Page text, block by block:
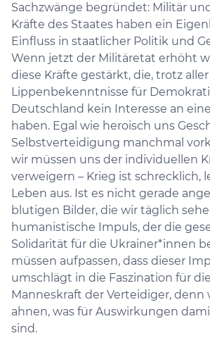
Sachzwänge begründet: Militär
Kräfte des Staates haben ein
Einfluss in staatlicher Politik und
Wenn jetzt der Militäretat erhöht
diese Kräfte gestärkt, die, trotz aller
Lippenbekenntnisse für
Deutschland kein Interesse an
haben. Egal wie heroisch uns
Selbstverteidigung manchmal
wir müssen uns der individuellen
verweigern – Krieg ist schrecklich,
Leben aus. Ist es nicht gerade
blutigen Bilder, die wir täglich
humanistische Impuls, der die
Solidarität für die Ukrainer*innen
müssen aufpassen, dass dieser
umschlägt in die Faszination für
Manneskraft der Verteidiger,
ahnen, was für Auswirkungen
sind.